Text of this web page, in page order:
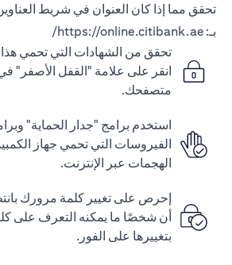
تحقق مما إذا كان العنوان في شريط
بـ: https://online.citibank.ae/
تحقق من الشهادات التي تحمي هذا
انقر على علامة "القفل الأصفر"
متصفحك.
استخدم برامج "جدار الحماية"
الفيروسات التي تحمي جهاز
الهجمات عبر الإنترنت.
إحرص على تغيير كلمة مرورك
أن شخصًا ما يمكنه التعرف على
بتغييرها على الفور.